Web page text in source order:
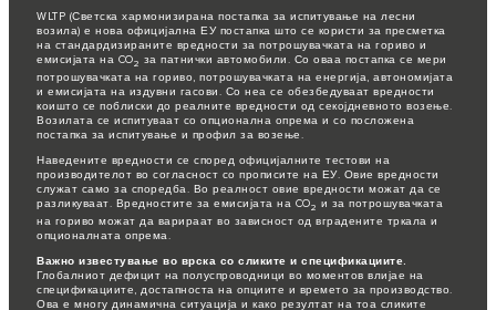
WLTP (Светска хармонизирана постапка за испитување на лесни
возила) е нова официјална ЕУ постапка што се користи за пресметка
на стандардизираните вредности за потрошувачката на гориво и
емисијата на CO2 за патнички автомобили. Со оваа постапка се мери
потрошувачката на гориво, потрошувачката на енергија, автономијата
и емисијата на издувни гасови. Со неа се обезбедуваат вредности
коишто се поблиски до реалните вредности од секојдневното возење.
Возилата се испитуваат со опционална опрема и со посложена
постапка за испитување и профил за возење.
Наведените вредности се според официјалните тестови на
производителот во согласност со прописите на ЕУ. Овие вредности
служат само за споредба. Во реалност овие вредности можат да се
разликуваат. Вредностите за емисијата на CO2 и за потрошувачката
на гориво можат да варираат во зависност од вградените тркала и
опционалната опрема.
Важно известување во врска со сликите и спецификациите.
Глобалниот дефицит на полуспроводници во моментов влијае на
спецификациите, достапноста на опциите и времето за производство.
Ова е многу динамична ситуација и како резултат на тоа сликите